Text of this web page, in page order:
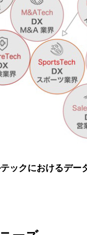
ックにおけるデー